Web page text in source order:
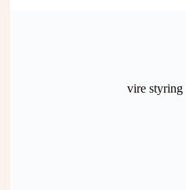
vire styring